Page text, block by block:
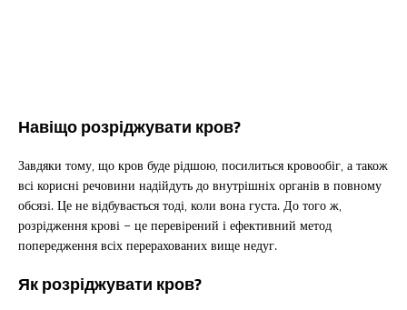
Навіщо розріджувати кров?
Завдяки тому, що кров буде рідшою, посилиться кровообіг, а також
всі корисні речовини надійдуть до внутрішніх органів в повному
обсязі. Це не відбувається тоді, коли вона густа. До того ж,
розрідження крові – це перевірений і ефективний метод
попередження всіх перерахованих вище недуг.
Як розріджувати кров?